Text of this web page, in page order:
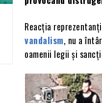
Reacția
vandalism, nu a
oamenii legii și